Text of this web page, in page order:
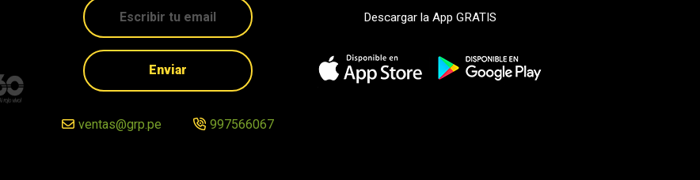
Enviar
ventas@grp.pe 997566067
Descargar la App GRATIS